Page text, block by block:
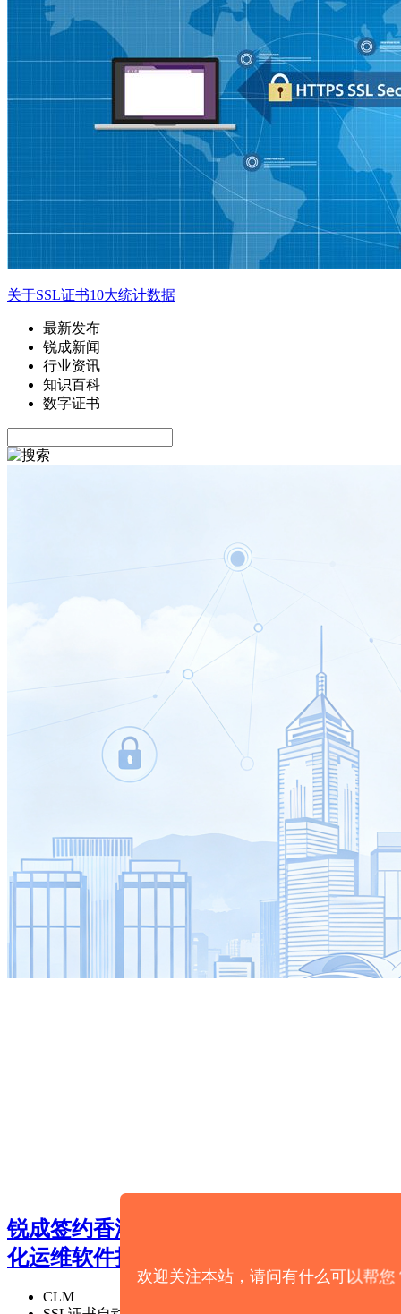
关于SSL证书10大统计数据
最新发布
锐成新闻
行业资讯
知识百科
数字证书
锐成签约香港某知名银行，SSL证书自动
化运维软件打响出海第一枪
CLM
欢迎关注本站，请问有什么可以帮您